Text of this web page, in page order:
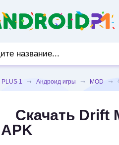
1 ➞ Андроид игры ➞ MOD ➞
Скачать Drift
APK